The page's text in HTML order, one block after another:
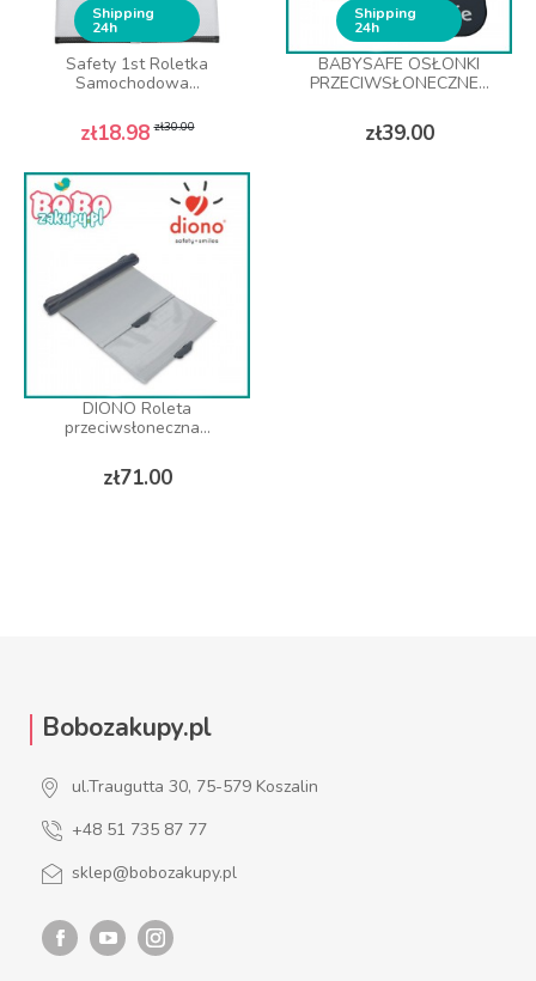
Shipping
24h
Safety 1st Roletka
Samochodowa...
zł18.98Regular price
zł30.00
Price
Shipping
24h
BABYSAFE OSŁONKI
PRZECIWSŁONECZNE...
zł39.00
Price
DIONO Roleta
przeciwsłoneczna...
zł71.00
Price
Bobozakupy.pl
ul.Traugutta 30, 75-579 Koszalin
+48 51 735 87 77
sklep@bobozakupy.pl